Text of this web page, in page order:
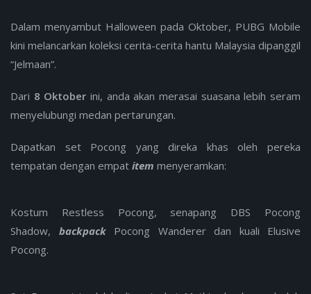
Dalam menyambut Halloween pada Oktober, PUBG Mobile
kini melancarkan koleksi cerita-cerita hantu Malaysia dipanggil
“Jelmaan”.
Dari 8 Oktoberini, anda akan merasai suasana lebih seram
menyelubungi medan pertarungan.
Dapatkan set Pocong yang direka khas oleh pereka
tempatan dengan empat item menyeramkan:
Kostum Restless Pocong, senapang DBS Pocong
Shadow, backpack Pocong Wanderer dan kuali Elusive
Pocong.